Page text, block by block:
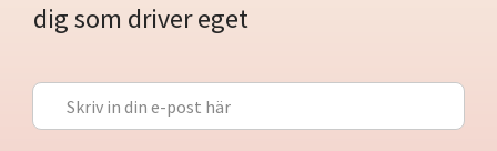
dig som driver eget